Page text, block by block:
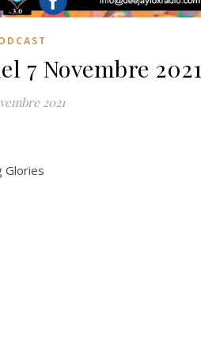
7 Novembre 2021
2021
Glories